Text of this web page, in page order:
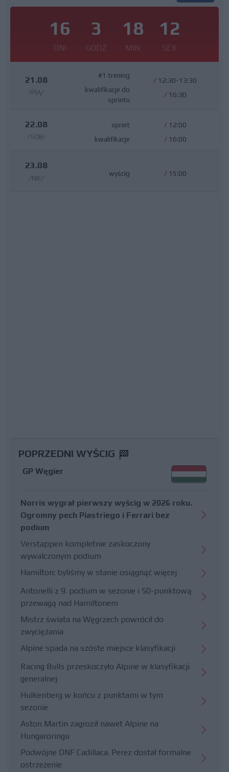
16
DNI
3
GODZ
18
MIN
11
SEK
21.08
/PIĄ/
#1 trening
kwalifikacje do
sprintu
/ 12:30-13:30
/ 16:30
22.08
/SOB/
sprint
kwalifikacje
/ 12:00
/ 16:00
23.08
/NIE/
wyścig / 15:00
POPRZEDNI WYŚCIG
GP Węgier
Norris wygrał pierwszy wyścig w 2026 roku.
Ogromny pech Piastriego i Ferrari bez
podium
Verstappen kompletnie zaskoczony
wywalczonym podium
Hamilton: byliśmy w stanie osiągnąć więcej
Antonelli z 9. podium w sezonie i 50-punktową
przewagą nad Hamiltonem
Mistrz świata na Węgrzech powrócił do
zwyciężania
Alpine spada na szóste miejsce klasyfikacji
Racing Bulls przeskoczyło Alpine w klasyfikacji
generalnej
Hulkenberg w końcu z punktami w tym
sezonie
Aston Martin zagroził nawet Alpine na
Hungaroringu
Podwójne DNF Cadillaca. Perez dostał formalne
ostrzeżenie